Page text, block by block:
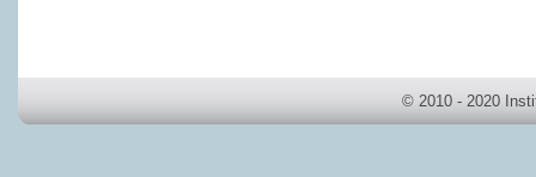
© 2010 - 2020